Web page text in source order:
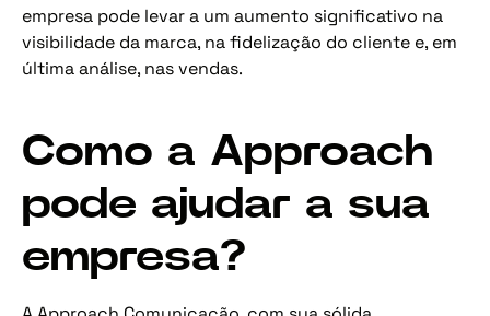
empresa pode levar a um aumento significativo na
visibilidade da marca, na fidelização do cliente e, em
última análise, nas vendas.
Como a Approach
pode ajudar a sua
empresa?